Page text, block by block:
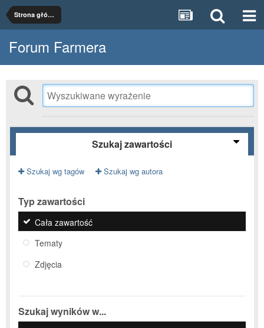
Strona główna
Forum Farmera
Szukaj zawartości
Szukaj wg tagów Szukaj wg autora
Typ zawartości
Cała zawartość
Tematy
Zdjęcia
Szukaj wyników w...